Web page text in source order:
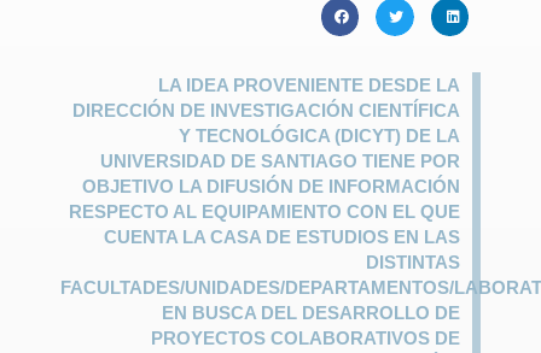
LA IDEA PROVENIENTE DESDE LA
DIRECCIÓN DE INVESTIGACIÓN CIENTÍFICA
Y TECNOLÓGICA (DICYT) DE LA
UNIVERSIDAD DE SANTIAGO TIENE POR
OBJETIVO LA DIFUSIÓN DE INFORMACIÓN
RESPECTO AL EQUIPAMIENTO CON EL QUE
CUENTA LA CASA DE ESTUDIOS EN LAS
DISTINTAS
FACULTADES/UNIDADES/DEPARTAMENTOS/
EN BUSCA DEL DESARROLLO DE
PROYECTOS COLABORATIVOS DE